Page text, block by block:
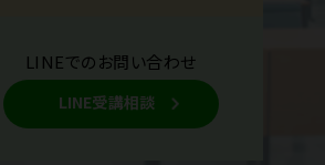
LINEでのお問い合わせ
LINE受講相談